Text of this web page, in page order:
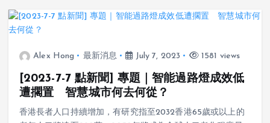
Alex Hong 最新消息 July 7, 2023 1581 views
[2023-7-7 點新聞] 專題｜智能過路燈成效低
遭擱置 智慧城市何去何從？
香港長者人口持續增加，有研究指至2032香港65歲或以上的